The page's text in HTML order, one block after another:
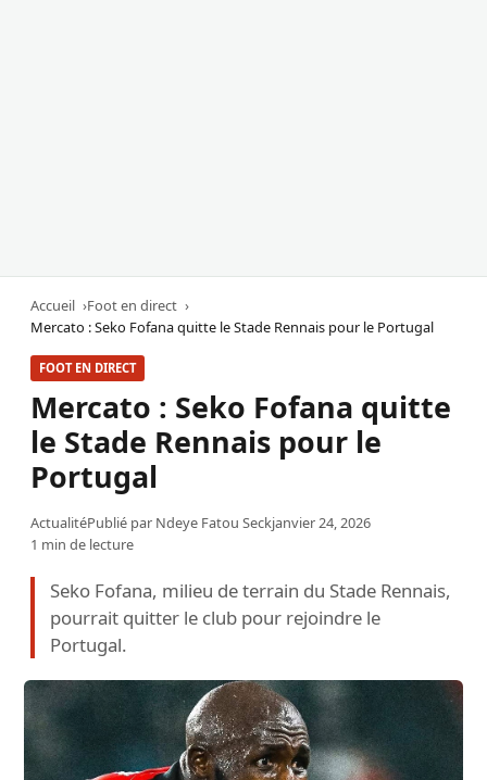
Accueil
Foot en direct
Mercato : Seko Fofana quitte le Stade Rennais pour le Portugal
FOOT EN DIRECT
Mercato : Seko Fofana quitte
le Stade Rennais pour le
Portugal
ActualitéPublié par Ndeye Fatou Seckjanvier 24, 2026
1 min de lecture
Seko Fofana, milieu de terrain du Stade Rennais,
pourrait quitter le club pour rejoindre le
Portugal.